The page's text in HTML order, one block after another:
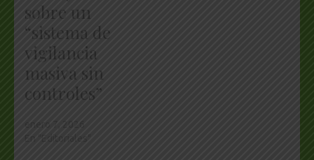
sobre un
“sistema de
vigilancia
masiva sin
controles”